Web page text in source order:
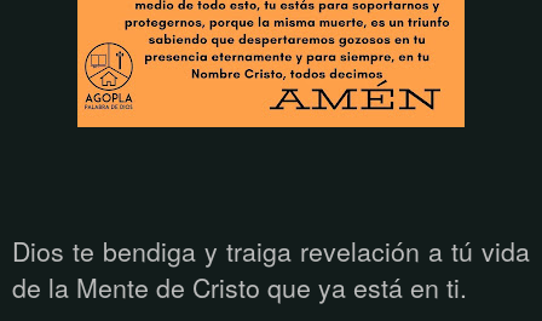
Dios te bendiga y traiga revelación a tú vida
de la Mente de Cristo que ya está en ti.